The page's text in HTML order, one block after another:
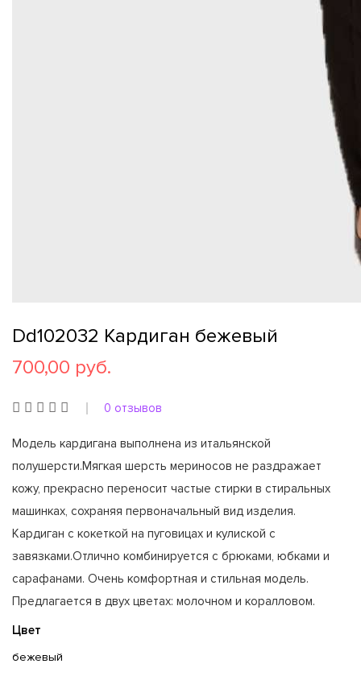
Dd102032 Кардиган бежевый
700,00 руб.
0 отзывов
Модель кардигана выполнена из итальянской
полушерсти.Мягкая шерсть мериносов не раздражает
кожу, прекрасно переносит частые стирки в стиральных
машинках, сохраняя первоначальный вид изделия.
Кардиган с кокеткой на пуговицах и кулиской с
завязками.Отлично комбинируется с брюками, юбками и
сарафанами. Очень комфортная и стильная модель.
Предлагается в двух цветах: молочном и коралловом.
Цвет
бежевый